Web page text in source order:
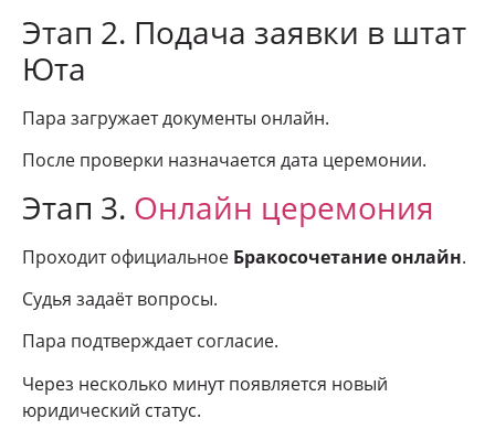
Этап 2. Подача заявки в штат
Юта
Пара загружает документы онлайн.
После проверки назначается дата церемонии.
Этап 3. Онлайн церемония
Проходит официальное Бракосочетание онлайн.
Судья задаёт вопросы.
Пара подтверждает согласие.
Через несколько минут появляется новый
юридический статус.